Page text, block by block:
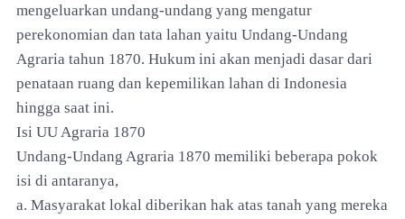
mengeluarkan undang-undang yang mengatur
perekonomian dan tata lahan yaitu Undang-Undang
Agraria tahun 1870. Hukum ini akan menjadi dasar dari
penataan ruang dan kepemilikan lahan di Indonesia
hingga saat ini.
Isi UU Agraria 1870
Undang-Undang Agraria 1870 memiliki beberapa pokok
isi di antaranya,
a. Masyarakat lokal diberikan hak atas tanah yang mereka